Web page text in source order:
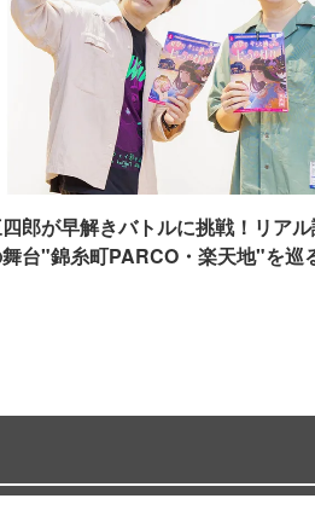
郎が早解きバトルに挑戦！リア
台"錦糸町PARCO・楽天地"を巡